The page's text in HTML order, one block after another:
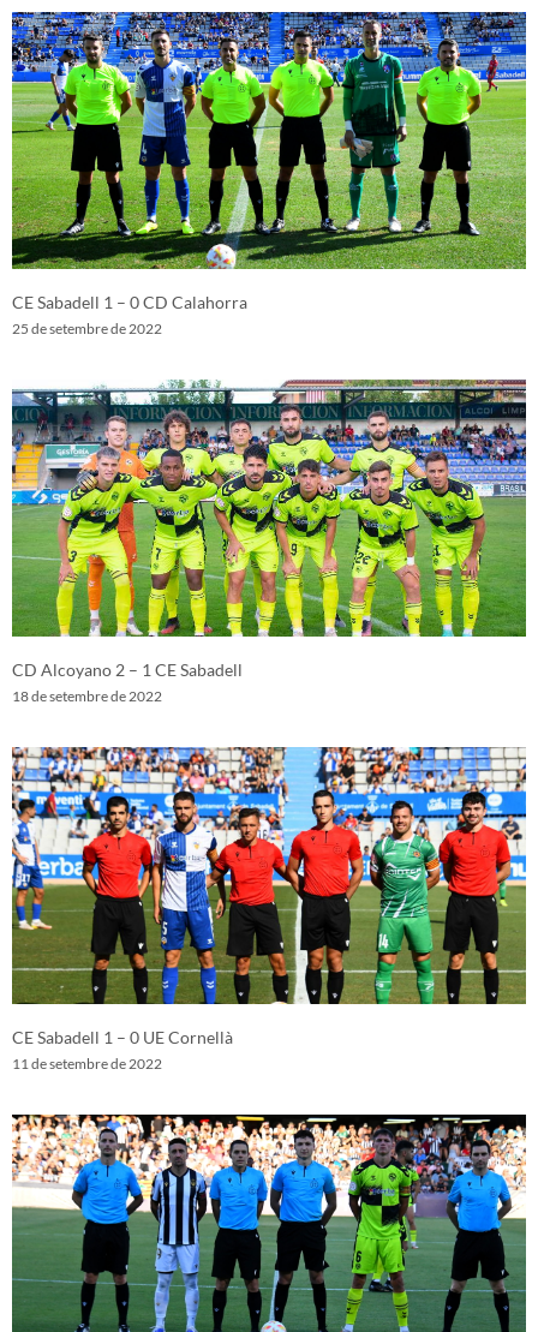
CE Sabadell 1 – 0 CD Calahorra
25 de setembre de 2022
CD Alcoyano 2 – 1 CE Sabadell
18 de setembre de 2022
CE Sabadell 1 – 0 UE Cornellà
11 de setembre de 2022